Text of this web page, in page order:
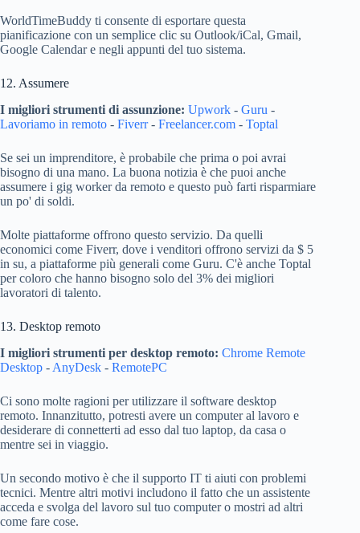
WorldTimeBuddy ti consente di esportare questa
pianificazione con un semplice clic su Outlook/iCal, Gmail,
Google Calendar e negli appunti del tuo sistema.
12. Assumere
I migliori strumenti di assunzione: Upwork - Guru -
Lavoriamo in remoto - Fiverr- Freelancer.com - Toptal
Se sei un imprenditore, è probabile che prima o poi avrai
bisogno di una mano. La buona notizia è che puoi anche
assumere i gig worker da remoto e questo può farti risparmiare
un po' di soldi.
Molte piattaforme offrono questo servizio. Da quelli
economici come Fiverr, dove i venditori offrono servizi da $ 5
in su, a piattaforme più generali come Guru. C'è anche Toptal
per coloro che hanno bisogno solo del 3% dei migliori
lavoratori di talento.
13. Desktop remoto
I migliori strumenti per desktop remoto: Chrome Remote
Desktop - AnyDesk - RemotePC
Ci sono molte ragioni per utilizzare il software desktop
remoto. Innanzitutto, potresti avere un computer al lavoro e
desiderare di connetterti ad esso dal tuo laptop, da casa o
mentre sei in viaggio.
Un secondo motivo è che il supporto IT ti aiuti con problemi
tecnici. Mentre altri motivi includono il fatto che un assistente
acceda e svolga del lavoro sul tuo computer o mostri ad altri
come fare cose.